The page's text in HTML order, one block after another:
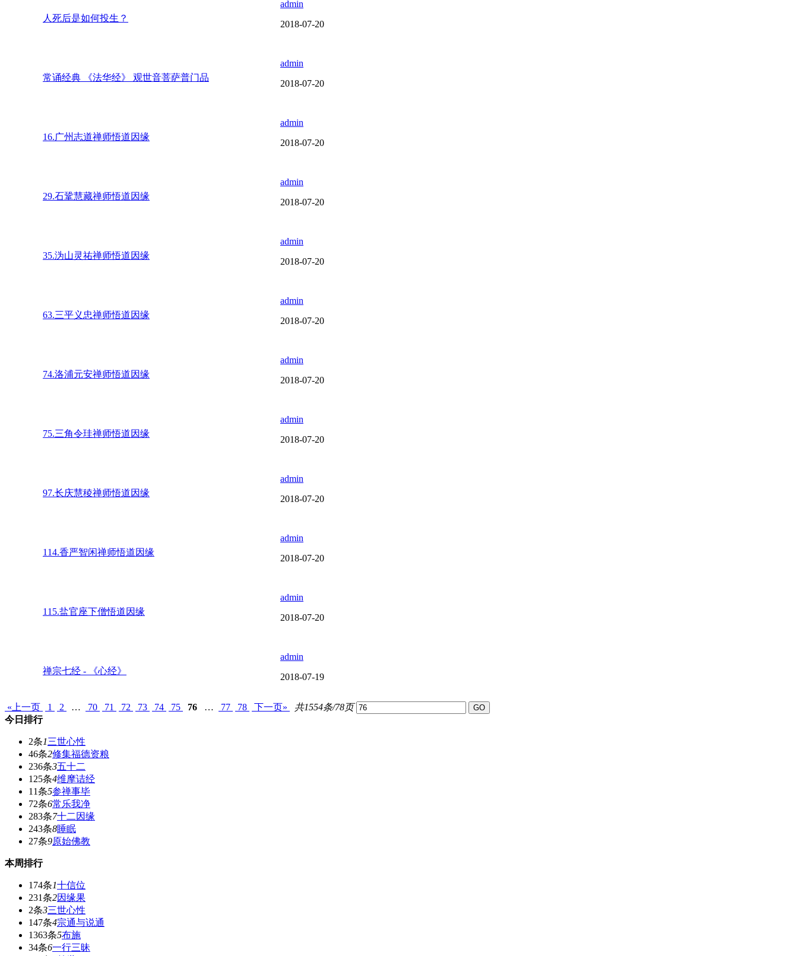
人死后是如何投生？
admin
2018-07-20
常诵经典 《法华经》 观世音菩萨普门品
admin
2018-07-20
16.广州志道禅师悟道因缘
admin
2018-07-20
29.石鞏慧藏禅师悟道因缘
admin
2018-07-20
35.沩山灵祐禅师悟道因缘
admin
2018-07-20
63.三平义忠禅师悟道因缘
admin
2018-07-20
74.洛浦元安禅师悟道因缘
admin
2018-07-20
75.三角令珪禅师悟道因缘
admin
2018-07-20
97.长庆慧稜禅师悟道因缘
admin
2018-07-20
114.香严智闲禅师悟道因缘
admin
2018-07-20
115.盐官座下僧悟道因缘
admin
2018-07-20
禅宗七经 - 《心经》
admin
2018-07-19
«上一页 1 2 … 70 71 72 73 74 75 76 … 77 78 下一页»
共1554条/78页
今日排行
2条1三世心性
46条2修集福德资粮
236条3五十二
125条4维摩诘经
11条5参禅事毕
72条6常乐我净
283条7十二因缘
243条8睡眠
27条9原始佛教
本周排行
174条1十信位
231条2因缘果
2条3三世心性
147条4宗通与说通
1363条5布施
34条6一行三昧